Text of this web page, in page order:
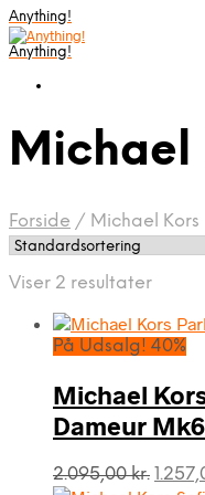
Anything!
Anything!
Michael
Forside / Michael Kors
Viser 2 resultater
På Udsalg! 40%
Michael
Dameur
2.095,00kr. Den